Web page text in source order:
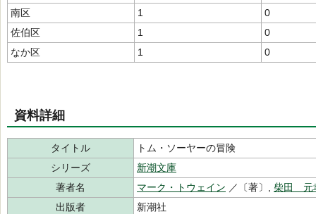
南区
1
0
佐伯区
1
0
なか区
1 0
資料詳細
タイトル
トム・ソーヤーの冒険
シリーズ
新潮文庫
著者名
マーク・トウェイン ／〔著〕, 柴田 元
出版者
新潮社